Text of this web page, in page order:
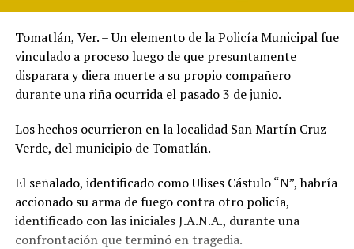
Tomatlán, Ver. – Un elemento de la Policía Municipal fue
vinculado a proceso luego de que presuntamente
disparara y diera muerte a su propio compañero
durante una riña ocurrida el pasado 3 de junio.
Los hechos ocurrieron en la localidad San Martín Cruz
Verde, del municipio de Tomatlán.
El señalado, identificado como Ulises Cástulo “N”, habría
accionado su arma de fuego contra otro policía,
identificado con las iniciales J.A.N.A., durante una
confrontación que terminó en tragedia.